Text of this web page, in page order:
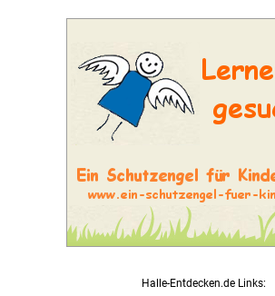
Halle-Entdecken.de Links: